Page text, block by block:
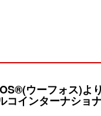
ウーフォス)よ
インターナショ